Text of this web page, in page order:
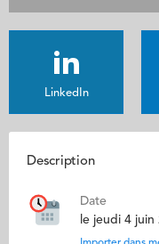
LinkedIn
Description
Date
le jeudi 4